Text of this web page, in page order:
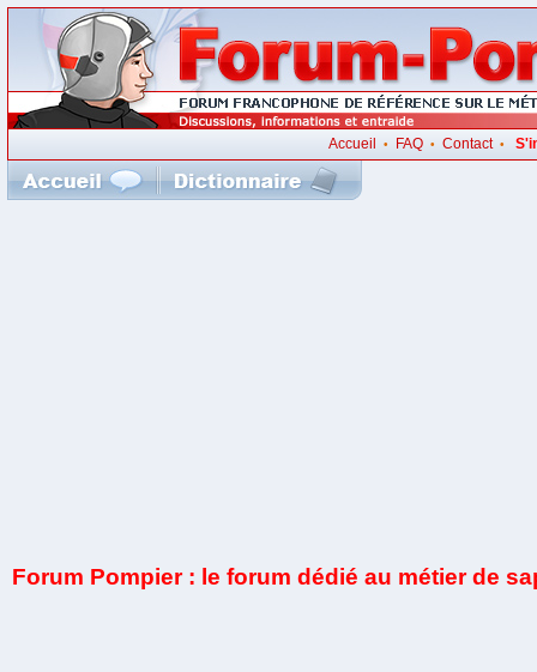
Accueil • FAQ• Contact•
Forum Pompier : le forum dédié au métier de